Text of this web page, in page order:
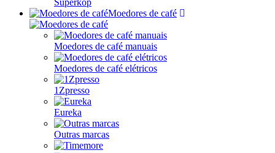
Superkop
Moedores de café
Moedores de café manuais
Moedores de café elétricos
1Zpresso
Eureka
Outras marcas